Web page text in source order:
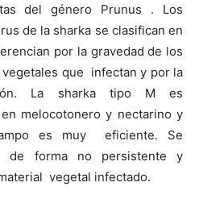
del género Prunus . Los
de la sharka se clasifican en
por la gravedad de los
que infectan y por la
La sharka tipo M es
melocotonero y nectarino y
es muy eficiente. Se
de forma no persistente y
vegetal infectado.